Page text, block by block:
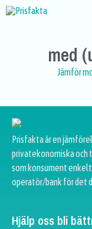
med
Jämför
Prisfakta är en
privatekonomiska och
som konsument
operatör/bank för det
Hjälp oss bli